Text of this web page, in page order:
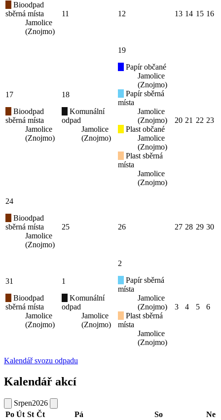
Bioodpad
sběrná místa
Jamolice
(Znojmo)
11 12 13 14 15 16
17
Bioodpad
sběrná místa
Jamolice
(Znojmo)
18
Komunální
odpad
Jamolice
(Znojmo)
19
Papír občané
Jamolice
(Znojmo)
Papír sběrná
místa
Jamolice
(Znojmo)
Plast občané
Jamolice
(Znojmo)
Plast sběrná
místa
Jamolice
(Znojmo)
20 21 22 23
24
Bioodpad
sběrná místa
Jamolice
(Znojmo)
25 26 27 28 29 30
31
Bioodpad
sběrná místa
Jamolice
(Znojmo)
1
Komunální
odpad
Jamolice
(Znojmo)
2
Papír sběrná
místa
Jamolice
(Znojmo)
Plast sběrná
místa
Jamolice
(Znojmo)
3 4 5 6
Kalendář svozu odpadu
Kalendář akcí
Srpen2026
Po Út St Čt Pá So Ne